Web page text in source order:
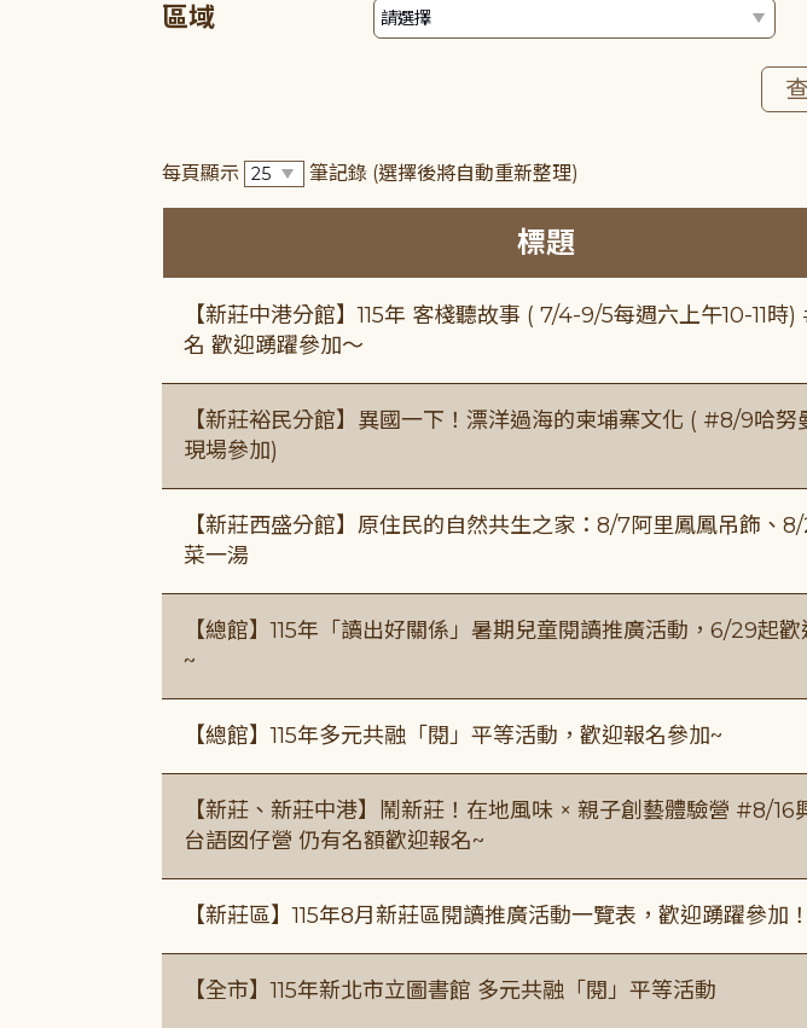
區域
每頁顯示 筆記錄 (選擇後將自動重新整理)
標題
【新莊中港分館】115年 客棧聽故事 ( 7/4-9/5每週六上午10-11時
名 歡迎踴躍參加～
【新莊裕民分館】異國一下！漂洋過海的柬埔寨文化 ( #8/9哈努
現場參加)
【新莊西盛分館】原住民的自然共生之家：8/7阿里鳳鳳吊飾、
菜一湯
【總館】115年「讀出好關係」暑期兒童閱讀推廣活動，6/29起
~
【總館】115年多元共融「閱」平等活動，歡迎報名參加~
【新莊、新莊中港】鬧新莊！在地風味 × 親子創藝體驗營 #8/16
台語囡仔營 仍有名額歡迎報名~
【新莊區】115年8月新莊區閱讀推廣活動一覽表，歡迎踴躍參加！
【全市】115年新北市立圖書館 多元共融「閱」平等活動